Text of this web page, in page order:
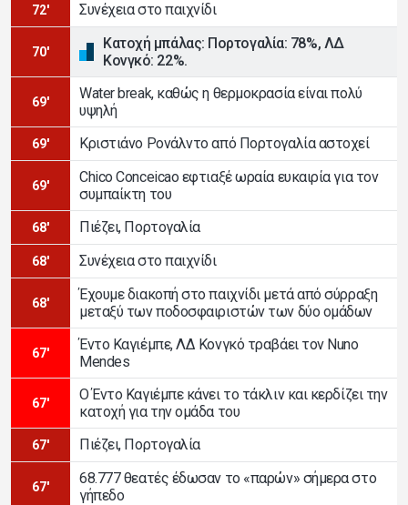
72' Συνέχεια στο παιχνίδι
70'
Κατοχή μπάλας: Πορτογαλία: 78%, ΛΔ
Κονγκό: 22%.
69'
Water break, καθώς η θερμοκρασία είναι πολύ
υψηλή
69' Κριστιάνο Ρονάλντο από Πορτογαλία αστοχεί
69'
Chico Conceicao εφτιαξέ ωραία ευκαιρία για τον
συμπαίκτη του
68' Πιέζει, Πορτογαλία
68' Συνέχεια στο παιχνίδι
68'
Έχουμε διακοπή στο παιχνίδι μετά από σύρραξη
μεταξύ των ποδοσφαιριστών των δύο ομάδων
67'
Έντο Καγιέμπε, ΛΔ Κονγκό τραβάει τον Nuno
Mendes
67'
Ο Έντο Καγιέμπε κάνει το τάκλιν και κερδίζει την
κατοχή για την ομάδα του
67' Πιέζει, Πορτογαλία
67'
68.777 θεατές έδωσαν το «παρών» σήμερα στο
γήπεδο